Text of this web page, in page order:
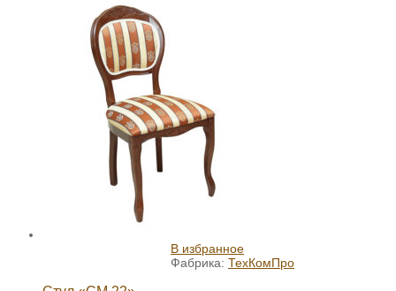
В избранное
Фабрика: ТехКомПро